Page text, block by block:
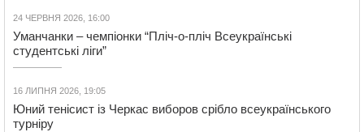
24 ЧЕРВНЯ 2026, 16:00
Уманчанки – чемпіонки “Пліч-о-пліч Всеукраїнські
студентські ліги”
16 ЛИПНЯ 2026, 19:05
Юний тенісист із Черкас виборов срібло всеукраїнського
турніру